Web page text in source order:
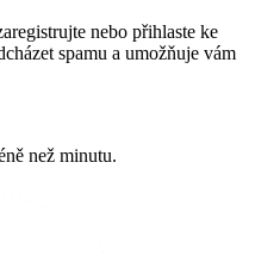
nebo přihlaste ke
spamu a umožňuje vám
než minutu.